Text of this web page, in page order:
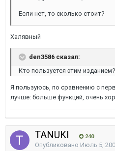
Если нет, то сколько стоит?
Халявный
den3586 сказал:
Кто пользуется этим
Я пользуюсь, по сравнению с
лучше: больше функций, очень
TANUKI 240
Опубликовано Июль 5,